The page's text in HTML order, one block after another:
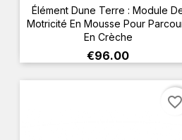
Élément Dune Terre : Module
Motricité En Mousse Pour
En Crèche
Price
€96.00
favorite_border